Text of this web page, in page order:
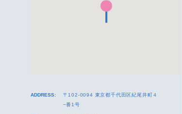
ADDRESS:
〒102-0094 東京都千代田区紀尾井町４
−番1号